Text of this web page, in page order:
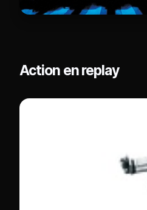
Action en replay